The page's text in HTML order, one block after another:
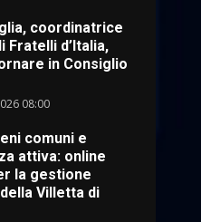
coordinatrice
Fratelli d’Italia,
in Consiglio
08:00
comuni e
attiva: online
la gestione
Villetta di